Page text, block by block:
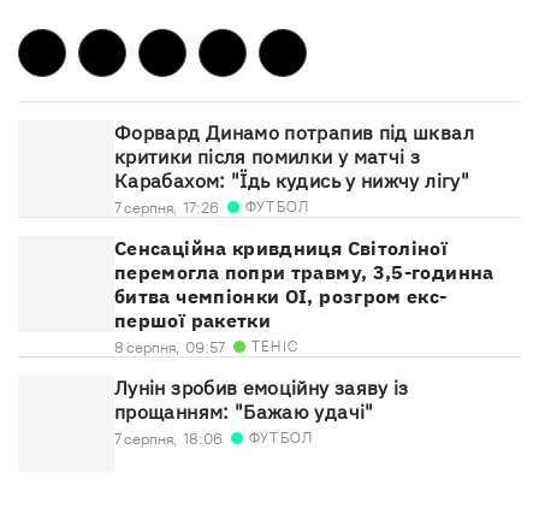
Форвард Динамо потрапив під шквал
критики після помилки у матчі з
Карабахом: "Їдь кудись у нижчу лігу"
7 серпня, 17:26 ФУТБОЛ
Сенсаційна кривдниця Світоліної
перемогла попри травму, 3,5-годинна
битва чемпіонки ОІ, розгром екс-
першої ракетки
8 серпня, 09:57 ТЕНІС
Лунін зробив емоційну заяву із
прощанням: "Бажаю удачі"
7 серпня, 18:06 ФУТБОЛ